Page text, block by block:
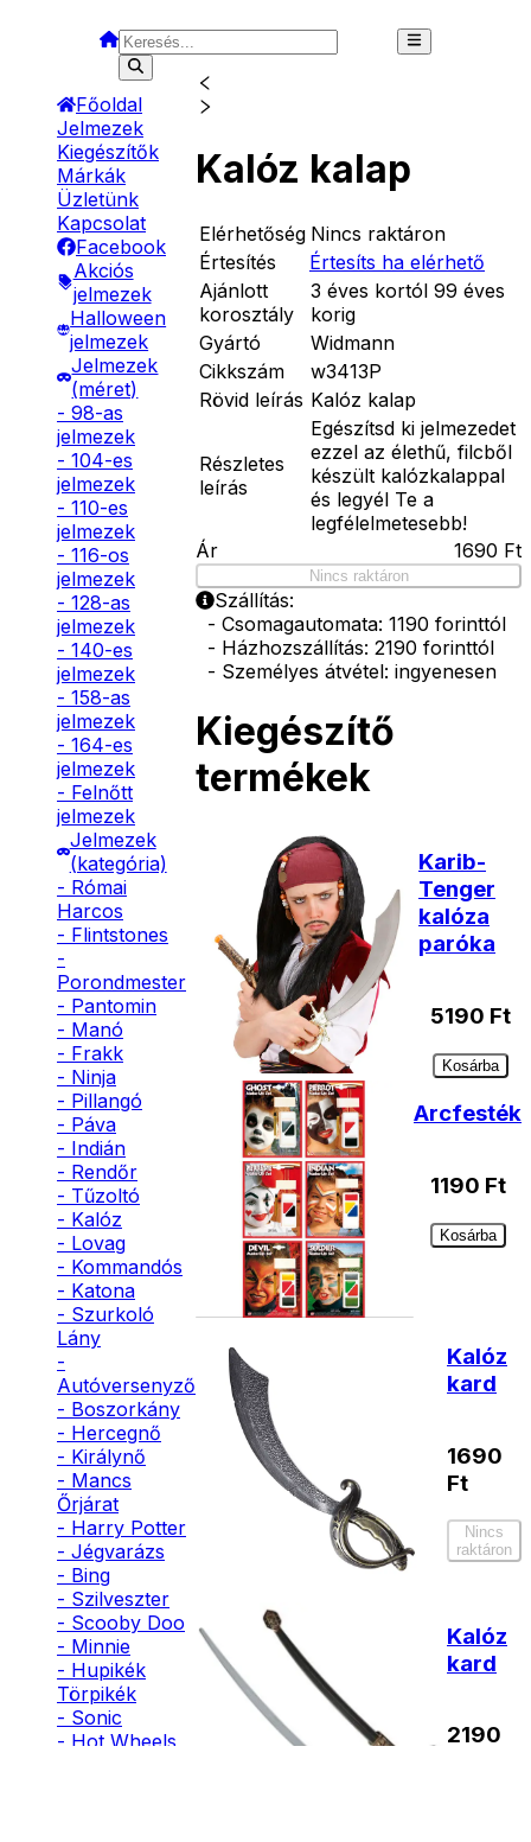
Főoldal
Jelmezek
Kiegészítők
Márkák
Üzletünk
Kapcsolat
Facebook
Akciós
jelmezek
Halloween
jelmezek
Jelmezek
(méret)
- 98-as
jelmezek
- 104-es
jelmezek
- 110-es
jelmezek
- 116-os
jelmezek
- 128-as
jelmezek
- 140-es
jelmezek
- 158-as
jelmezek
- 164-es
jelmezek
- Felnőtt
jelmezek
Jelmezek
(kategória)
- Római
Harcos
- Flintstones
-
Porondmester
- Pantomin
- Manó
- Frakk
- Ninja
- Pillangó
- Páva
- Indián
- Rendőr
- Tűzoltó
- Kalóz
- Lovag
- Kommandós
- Katona
- Szurkoló
Lány
-
Autóversenyző
- Boszorkány
- Hercegnő
- Királynő
- Mancs
Őrjárat
- Harry Potter
- Jégvarázs
- Bing
- Szilveszter
- Scooby Doo
- Minnie
- Hupikék
Törpikék
- Sonic
- Hot Wheels
Kalóz kalap
Elérhetőség Nincs raktáron
Értesítés
Értesíts ha elérhető
Ajánlott
korosztály
3 éves kortól 99 éves
korig
Gyártó
Widmann
Cikkszám
w3413P
Rövid leírás Kalóz kalap
Részletes
leírás
Egészítsd ki jelmezedet
ezzel az élethű, filcből
készült kalózkalappal
és legyél Te a
legfélelmetesebb!
Ár
1690 Ft
Nincs raktáron
Szállítás:
- Csomagautomata: 1190 forinttól
- Házhozszállítás: 2190 forinttól
- Személyes átvétel: ingyenesen
Kiegészítő
termékek
Karib-
Tenger
kalóza
paróka
5190 Ft
Kosárba
Arcfesték
1190 Ft
Kosárba
Kalóz
kard
1690
Ft
Nincs
raktáron
Kalóz
kard
2190